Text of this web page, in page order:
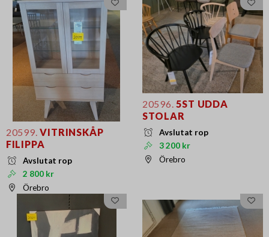
20599. VITRINSKÅP
FILIPPA
Avslutat rop
2 800 kr
Örebro
20596. 5ST UDDA
STOLAR
Avslutat rop
3 200 kr
Örebro